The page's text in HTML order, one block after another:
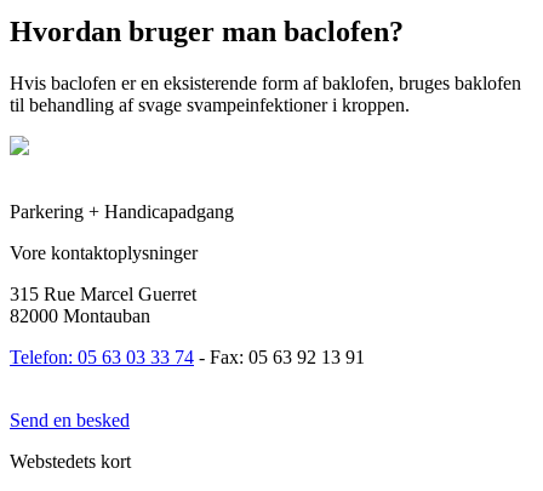
Hvordan bruger man baclofen?
Hvis baclofen er en eksisterende form af baklofen, bruges baklofen
til behandling af svage svampeinfektioner i kroppen.
Parkering + Handicapadgang
Vore kontaktoplysninger
315 Rue Marcel Guerret
82000 Montauban
Telefon: 05 63 03 33 74 - Fax: 05 63 92 13 91
Send en besked
Webstedets kort